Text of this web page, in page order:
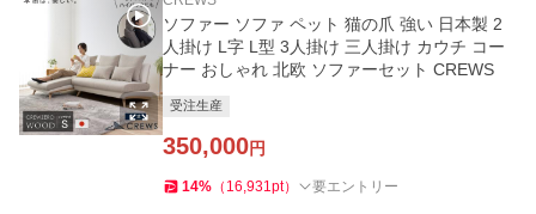
ソファー ソファ ペット 猫の爪 強い 日本製 2
人掛け L字 L型 3人掛け 三人掛け カウチ コー
ナー おしゃれ 北欧 ソファーセット CREWS
受注生産
350,000円
14% （ 16,931pt） 要エントリー